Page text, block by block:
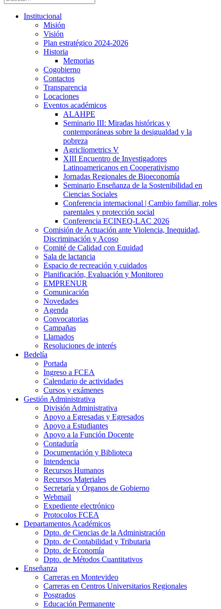
Institucional
Misión
Visión
Plan estratégico 2024-2026
Historia
Memorias
Cogobierno
Contactos
Transparencia
Locaciones
Eventos académicos
ALAHPE
Seminario III: Miradas históricas y
contemporáneas sobre la desigualdad y la
pobreza
Agricliometrics V
XIII Encuentro de Investigadores
Latinoamericanos en Cooperativismo
Jornadas Regionales de Bioeconomía
Seminario Enseñanza de la Sostenibilidad en
Ciencias Sociales
Conferencia internacional | Cambio familiar, roles
parentales y protección social
Conferencia ECINEQ-LAC 2026
Comisión de Actuación ante Violencia, Inequidad,
Discriminación y Acoso
Comité de Calidad con Equidad
Sala de lactancia
Espacio de recreación y cuidados
Planificación, Evaluación y Monitoreo
EMPRENUR
Comunicación
Novedades
Agenda
Convocatorias
Campañas
Llamados
Resoluciones de interés
Bedelía
Portada
Ingreso a FCEA
Calendario de actividades
Cursos y exámenes
Gestión Administrativa
División Administrativa
Apoyo a Egresadas y Egresados
Apoyo a Estudiantes
Apoyo a la Función Docente
Contaduría
Documentación y Biblioteca
Intendencia
Recursos Humanos
Recursos Materiales
Secretaría y Órganos de Gobierno
Webmail
Expediente electrónico
Protocolos FCEA
Departamentos Académicos
Dpto. de Ciencias de la Administración
Dpto. de Contabilidad y Tributaria
Dpto. de Economía
Dpto. de Métodos Cuantitativos
Enseñanza
Carreras en Montevideo
Carreras en Centros Universitarios Regionales
Posgrados
Educación Permanente